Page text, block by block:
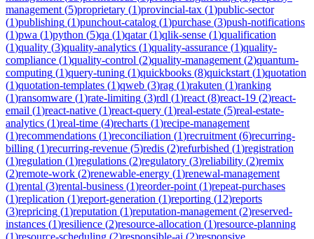
management (5)proprietary (1)provincial-tax (1)public-sector
(1)publishing (1)punchout-catalog (1)purchase (3)push-notifications
(1)pwa (1)python (5)qa (1)qatar(1)qlik-sense (1)qualification
(1)quality (3)quality-analytics (1)quality-assurance (1)quality-
compliance (1)quality-control (2)quality-management (2)quantum-
computing (1)query-tuning (1)quickbooks (8)quickstart (1)quotation
(1)quotation-templates (1)qweb (3)rag (1)rakuten (1)ranking
(1)ransomware (1)rate-limiting (3)rdl (1)react (8)react-19 (2)react-
email (1)react-native (1)react-query (1)real-estate (5)real-estate-
analytics (1)real-time (4)recharts (1)recipe-management
(1)recommendations (1)reconciliation (1)recruitment (6)recurring-
billing (1)recurring-revenue (5)redis (2)refurbished (1)registration
(1)regulation (1)regulations (2)regulatory (3)reliability (2)remix
(2)remote-work (2)renewable-energy (1)renewal-management
(1)rental (3)rental-business (1)reorder-point (1)repeat-purchases
(1)replication (1)report-generation (1)reporting (12)reports
(3)repricing (1)reputation (1)reputation-management (2)reserved-
instances (1)resilience (2)resource-allocation (1)resource-planning
(1)resource-scheduling (2)responsible-ai (2)responsive